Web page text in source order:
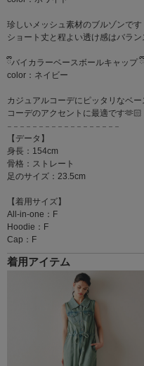
珍しいメッシュ素材のブルゾンです
ショート丈と程よい透け感はバラ
ྀིバイカラーベースボールキャップ ྀི
color：ネイビー
カジュアルコーデにピッタリなベ
コーデのアクセントに最適です🫶🏻
𓐄 𓐄 𓐄 𓐄 𓐄 𓐄 𓐄 𓐄 𓐄 𓐄 𓐄 𓐄 𓐄 𓐄 𓐄 𓐄 𓐄 𓐄
【データ】
身長：154cm
骨格：ストレート
足のサイズ：23.5cm
【着用サイズ】
All-in-one：F
Hoodie：F
Cap：F
着用アイテム